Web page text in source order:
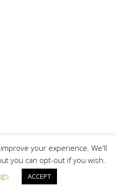
your experience. We'll
you can opt-out if you wish.
ACCEPT